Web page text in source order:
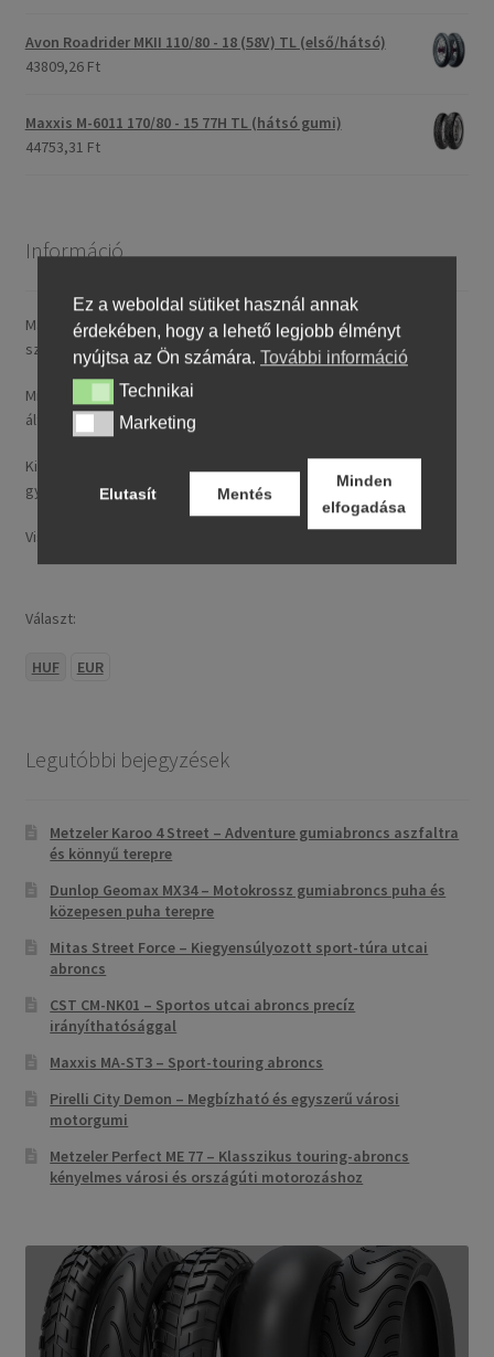
Avon Roadrider MKII 110/80 - 18 (58V) TL (első/hátsó)
43809,26 Ft
Maxxis M-6011 170/80 - 15 77H TL (hátsó gumi)
44753,31 Ft
Információ
Magyarországra általában 4–5 munkanapon belül szállítunk. A
szállítási díj rendelésenként 14,95 € / ~ 5737 HUF.
Minden nálunk feltüntetett ár tartalmazza a magyarországi
általános forgalmi adót (ÁFA).
Kizárólag új, folyó gyártásból származó, legfeljebb 24 hónapos
gyártású termékeket kínálunk.
Visa, MasterCard, Google Pay, Apple Pay és banki átutalás.
Választ:
HUF EUR
Legutóbbi bejegyzések
Metzeler Karoo 4 Street – Adventure gumiabroncs aszfaltra
és könnyű terepre
Dunlop Geomax MX34 – Motokrossz gumiabroncs puha és
közepesen puha terepre
Mitas Street Force – Kiegyensúlyozott sport-túra utcai
abroncs
CST CM-NK01 – Sportos utcai abroncs precíz
irányíthatósággal
Maxxis MA-ST3 – Sport-touring abroncs
Pirelli City Demon – Megbízható és egyszerű városi
motorgumi
Metzeler Perfect ME 77 – Klasszikus touring-abroncs
kényelmes városi és országúti motorozáshoz
Ez a weboldal sütiket használ annak
érdekében, hogy a lehető legjobb élményt
nyújtsa az Ön számára. További információ
TechnikaiTechnikai
MarketingMarketing
Elutasít Mentés
Minden
elfogadása